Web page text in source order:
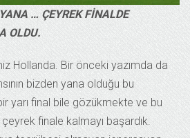
… ÇEYREK FİNALDE
OLDU.
Hollanda. Bir önceki yazımda da
bizden yana olduğu bu
yarı final bile gözükmekte ve bu
finale kalmayı başardık.